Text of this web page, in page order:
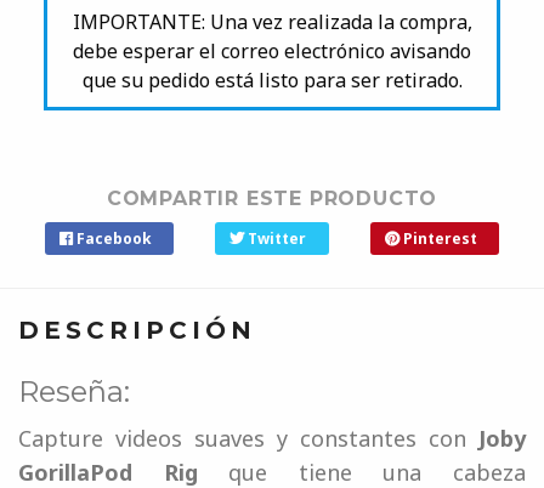
IMPORTANTE: Una vez realizada la compra,
debe esperar el correo electrónico avisando
que su pedido está listo para ser retirado.
COMPARTIR ESTE PRODUCTO
Facebook Twitter Pinterest
DESCRIPCIÓN
Reseña:
Capture videos suaves y constantes con Joby
GorillaPod Rig que tiene una cabeza